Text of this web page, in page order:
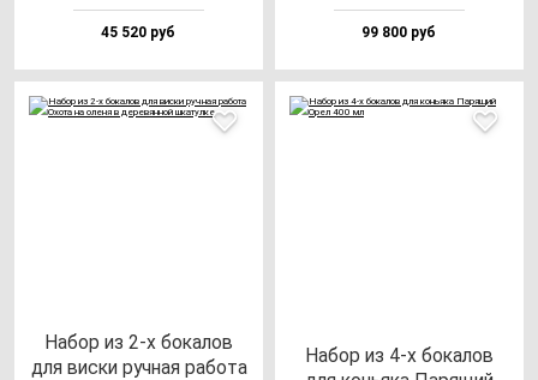
45 520 руб 99 800 руб
Набор из 2-х бо­ка­лов
для вис­ки руч­ная ра­бо­та
Набор из 4-х бо­ка­лов